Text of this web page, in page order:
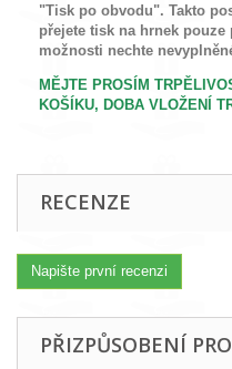
"Tisk po obvodu". Takto
přejete tisk na hrnek pouze
možnosti nechte
MĚJTE PROSÍM
KOŠÍKU, DOBA VLOŽENÍ
RECENZE
Napište první recenzi
PŘIZPŮSOBENÍ